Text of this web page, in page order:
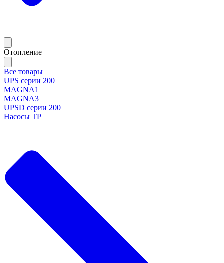
Отопление
Все товары
UPS серии 200
MAGNA1
MAGNA3
UPSD серии 200
Насосы TP